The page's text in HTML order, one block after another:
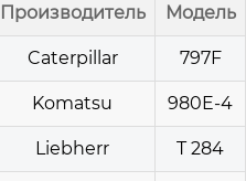
Производитель Модель
Caterpillar 797F
Komatsu 980E-4
Liebherr T 284